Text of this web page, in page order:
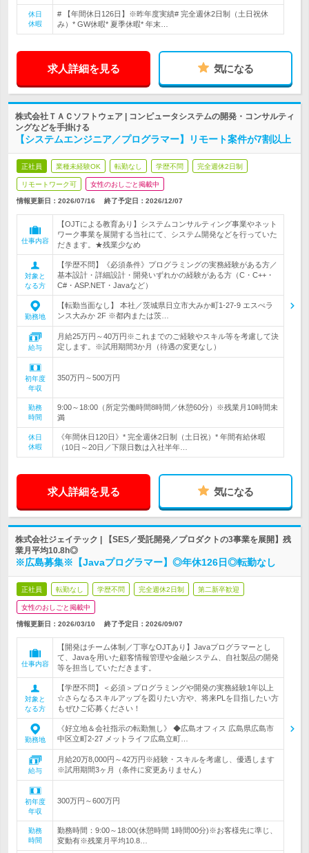
休日
休暇
# 【年間休日126日】※昨年度実績# 完全週休2日制（土日祝休
み）* GW休暇* 夏季休暇* 年末…
求人詳細を見る 気になる
株式会社ＴＡＣソフトウェア | コンピュータシステムの開発・コンサルティ
ングなどを手掛ける
【システムエンジニア／プログラマー】リモート案件が7割以上
正社員 業種未経験OK 転勤なし 学歴不問 完全週休2日制
リモートワーク可 女性のおしごと掲載中
情報更新日：2026/07/16 終了予定日： 2026/12/07
仕事内容
【OJTによる教育あり】システムコンサルティング事業やネット
ワーク事業を展開する当社にて、システム開発などを行っていた
だきます。★残業少なめ
対象と
なる方
【学歴不問】《必須条件》プログラミングの実務経験がある方／
基本設計・詳細設計・開発いずれかの経験がある方（C・C++・
C#・ASP.NET・Javaなど）
勤務地
【転勤当面なし】 本社／茨城県日立市大みか町1-27-9 エスぺラ
ンス大みか 2F ※都内または茨…
給与
月給25万円～40万円※これまでのご経験やスキル等を考慮して決
定します。※試用期間3か月（待遇の変更なし）
初年度
年収
350万円～500万円
勤務
時間
9:00～18:00（所定労働時間8時間／休憩60分）※残業月10時間未
満
休日
休暇
《年間休日120日》* 完全週休2日制（土日祝）* 年間有給休暇
（10日～20日／下限日数は入社半年…
求人詳細を見る 気になる
株式会社ジェイテック | 【SES／受託開発／プロダクトの3事業を展開】残
業月平均10.8h◎
※広島募集※【Javaプログラマー】◎年休126日◎転勤なし
正社員 転勤なし 学歴不問 完全週休2日制 第二新卒歓迎
女性のおしごと掲載中
情報更新日：2026/03/10 終了予定日： 2026/09/07
仕事内容
【開発はチーム体制／丁寧なOJTあり】Javaプログラマーとし
て、Javaを用いた顧客情報管理や金融システム、自社製品の開発
等を担当していただきます。
対象と
なる方
【学歴不問】＜必須＞プログラミングや開発の実務経験1年以上
☆さらなるスキルアップを図りたい方や、将来PLを目指したい方
もぜひご応募ください！
勤務地
《好立地＆会社指示の転勤無し》 ◆広島オフィス 広島県広島市
中区立町2-27 メットライフ広島立町…
給与
月給20万8,000円～42万円※経験・スキルを考慮し、優遇します
※試用期間3ヶ月（条件に変更ありません）
初年度
年収
300万円～600万円
勤務
時間
勤務時間：9:00～18:00(休憩時間 1時間00分)※お客様先に準じ、
変動有※残業月平均10.8…